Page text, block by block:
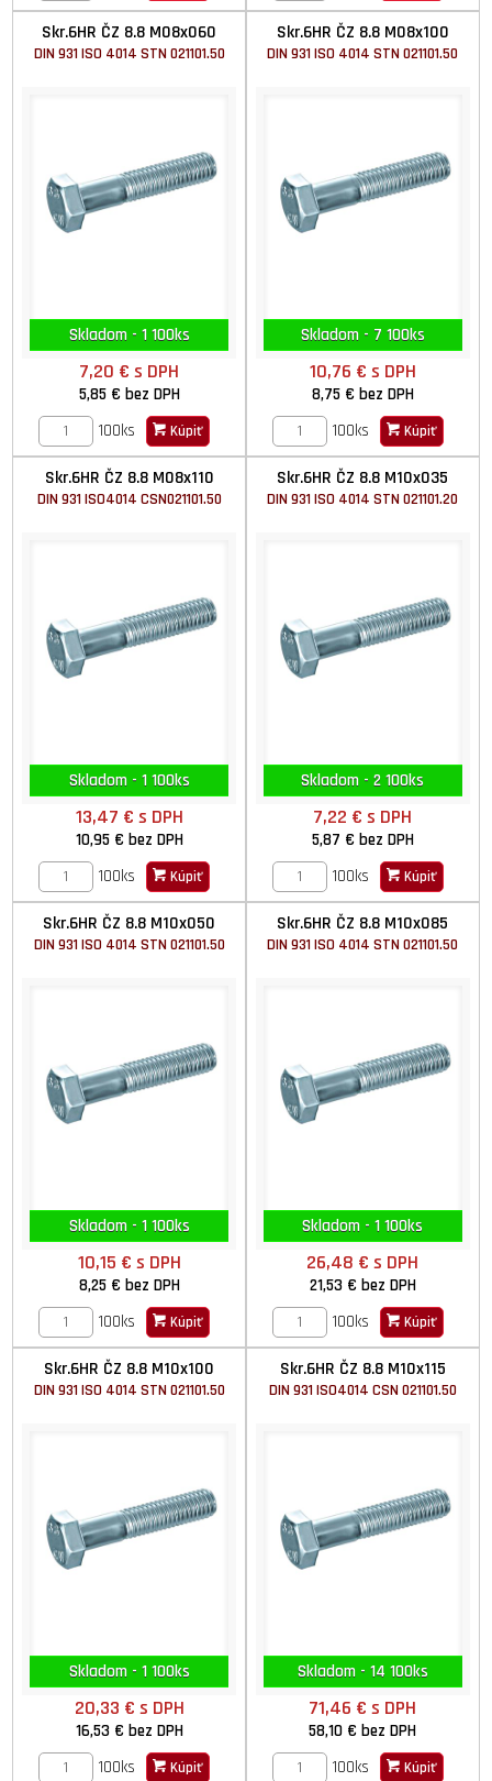
Skr.6HR ČZ 8.8 M08x060
DIN 931 ISO 4014 STN 021101.50
Skladom - 1 100ks
7,20 €s DPH
5,85 € bez DPH
100ks
Kúpiť
Skr.6HR ČZ 8.8 M08x100
DIN 931 ISO 4014 STN 021101.50
Skladom - 7 100ks
10,76 € s DPH
8,75 € bez DPH
100ks
Kúpiť
Skr.6HR ČZ 8.8 M08x110
DIN 931 ISO4014 CSN021101.50
Skladom - 1 100ks
13,47 € s DPH
10,95 € bez DPH
100ks
Kúpiť
Skr.6HR ČZ 8.8 M10x035
DIN 931 ISO 4014 STN 021101.20
Skladom - 2 100ks
7,22 €s DPH
5,87 € bez DPH
100ks
Kúpiť
Skr.6HR ČZ 8.8 M10x050
DIN 931 ISO 4014 STN 021101.50
Skladom - 1 100ks
10,15 € s DPH
8,25 € bez DPH
100ks
Kúpiť
Skr.6HR ČZ 8.8 M10x085
DIN 931 ISO 4014 STN 021101.50
Skladom - 1 100ks
26,48 €s DPH
21,53 € bez DPH
100ks
Kúpiť
Skr.6HR ČZ 8.8 M10x100
DIN 931 ISO 4014 STN 021101.50
Skladom - 1 100ks
20,33 € s DPH
16,53 € bez DPH
100ks
Kúpiť
Skr.6HR ČZ 8.8 M10x115
DIN 931 ISO4014 CSN 021101.50
Skladom - 14 100ks
71,46 €s DPH
58,10 €bez DPH
100ks
Kúpiť